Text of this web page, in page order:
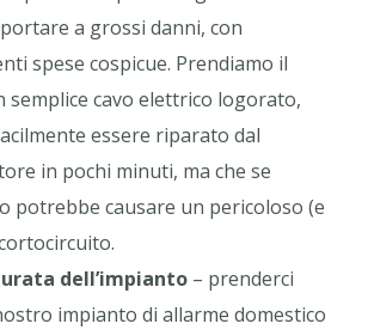
a grossi danni, con
spese cospicue. Prendiamo il
semplice cavo elettrico logorato,
essere riparato dal
in pochi minuti, ma che se
potrebbe causare un pericoloso (e
dell’impianto – prenderci
impianto di allarme domestico